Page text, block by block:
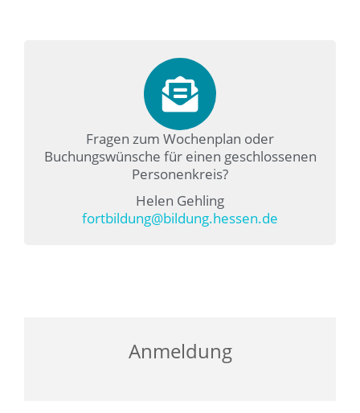
Fragen zum Wochenplan oder
Buchungswünsche für einen geschlossenen
Personenkreis?
Helen Gehling
fortbildung@bildung.hessen.de
Anmeldung